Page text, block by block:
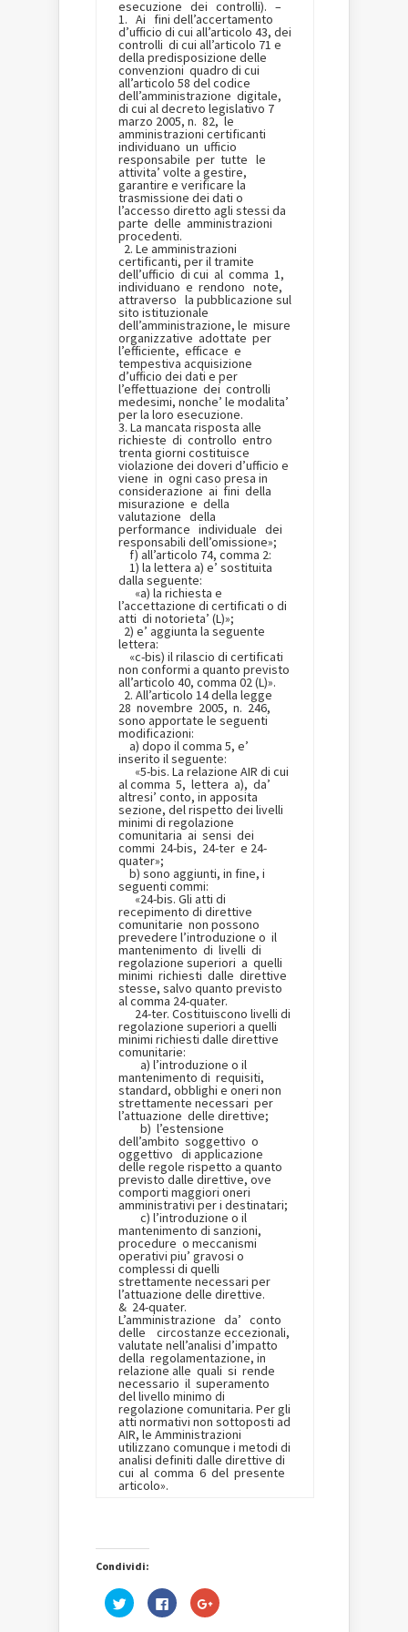
esecuzione dei controlli). –
1. Ai fini dell’accertamento
d’ufficio di cui all’articolo 43, dei
controlli di cui all’articolo 71 e
della predisposizione delle
convenzioni quadro di cui
all’articolo 58 del codice
dell’amministrazione digitale,
di cui al decreto legislativo 7
marzo 2005, n. 82, le
amministrazioni certificanti
individuano un ufficio
responsabile per tutte le
attivita’ volte a gestire,
garantire e verificare la
trasmissione dei dati o
l’accesso diretto agli stessi da
parte delle amministrazioni
procedenti.
2. Le amministrazioni
certificanti, per il tramite
dell’ufficio di cui al comma 1,
individuano e rendono note,
attraverso la pubblicazione sul
sito istituzionale
dell’amministrazione, le misure
organizzative adottate per
l’efficiente, efficace e
tempestiva acquisizione
d’ufficio dei dati e per
l’effettuazione dei controlli
medesimi, nonche’ le modalita’
per la loro esecuzione.
3. La mancata risposta alle
richieste di controllo entro
trenta giorni costituisce
violazione dei doveri d’ufficio e
viene in ogni caso presa in
considerazione ai fini della
misurazione e della
valutazione della
performance individuale dei
responsabili dell’omissione»;
f) all’articolo 74, comma 2:
1) la lettera a) e’ sostituita
dalla seguente:
«a) la richiesta e
l’accettazione di certificati o di
atti di notorieta’ (L)»;
2) e’ aggiunta la seguente
lettera:
«c-bis) il rilascio di certificati
non conformi a quanto previsto
all’articolo 40, comma 02 (L)».
2. All’articolo 14 della legge
28 novembre 2005, n. 246,
sono apportate le seguenti
modificazioni:
a) dopo il comma 5, e’
inserito il seguente:
«5-bis. La relazione AIR di cui
al comma 5, lettera a), da’
altresi’ conto, in apposita
sezione, del rispetto dei livelli
minimi di regolazione
comunitaria ai sensi dei
commi 24-bis, 24-ter e 24-
quater»;
b) sono aggiunti, in fine, i
seguenti commi:
«24-bis. Gli atti di
recepimento di direttive
comunitarie non possono
prevedere l’introduzione o il
mantenimento di livelli di
regolazione superiori a quelli
minimi richiesti dalle direttive
stesse, salvo quanto previsto
al comma 24-quater.
24-ter. Costituiscono livelli di
regolazione superiori a quelli
minimi richiesti dalle direttive
comunitarie:
a) l’introduzione o il
mantenimento di requisiti,
standard, obblighi e oneri non
strettamente necessari per
l’attuazione delle direttive;
b) l’estensione
dell’ambito soggettivo o
oggettivo di applicazione
delle regole rispetto a quanto
previsto dalle direttive, ove
comporti maggiori oneri
amministrativi per i destinatari;
c) l’introduzione o il
mantenimento di sanzioni,
procedure o meccanismi
operativi piu’ gravosi o
complessi di quelli
strettamente necessari per
l’attuazione delle direttive.
& 24-quater.
L’amministrazione da’ conto
delle circostanze eccezionali,
valutate nell’analisi d’impatto
della regolamentazione, in
relazione alle quali si rende
necessario il superamento
del livello minimo di
regolazione comunitaria. Per gli
atti normativi non sottoposti ad
AIR, le Amministrazioni
utilizzano comunque i metodi di
analisi definiti dalle direttive di
cui al comma 6 del presente
articolo».
Condividi:
Fai
clic
Fai
clic
Fai
clic